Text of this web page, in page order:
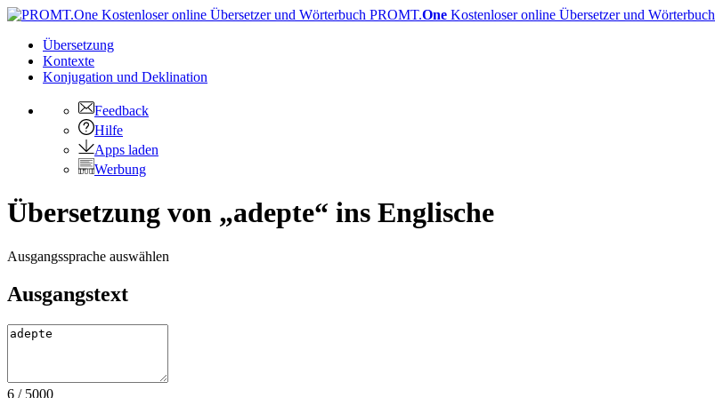
PROMT.One Kostenloser online Übersetzer und Wörterbuch
Übersetzung
Kontexte
Konjugation und Deklination
Feedback
Hilfe
Apps laden
Werbung
Übersetzung von „adepte“ ins Englische
Ausgangssprache auswählen
Ausgangstext
6 / 5000